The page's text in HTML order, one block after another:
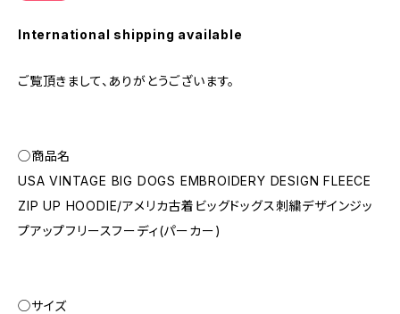
International shipping available
ご覧頂きまして、ありがとうございます。
◯商品名
USA VINTAGE BIG DOGS EMBROIDERY DESIGN FLEECE
ZIP UP HOODIE/アメリカ古着ビッグドッグス刺繍デザインジッ
プアップフリースフーディ(パーカー)
◯サイズ